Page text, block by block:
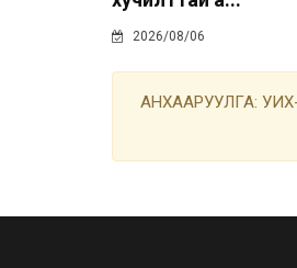
2026/08/06
АНХААРУУЛГА: УИХ-